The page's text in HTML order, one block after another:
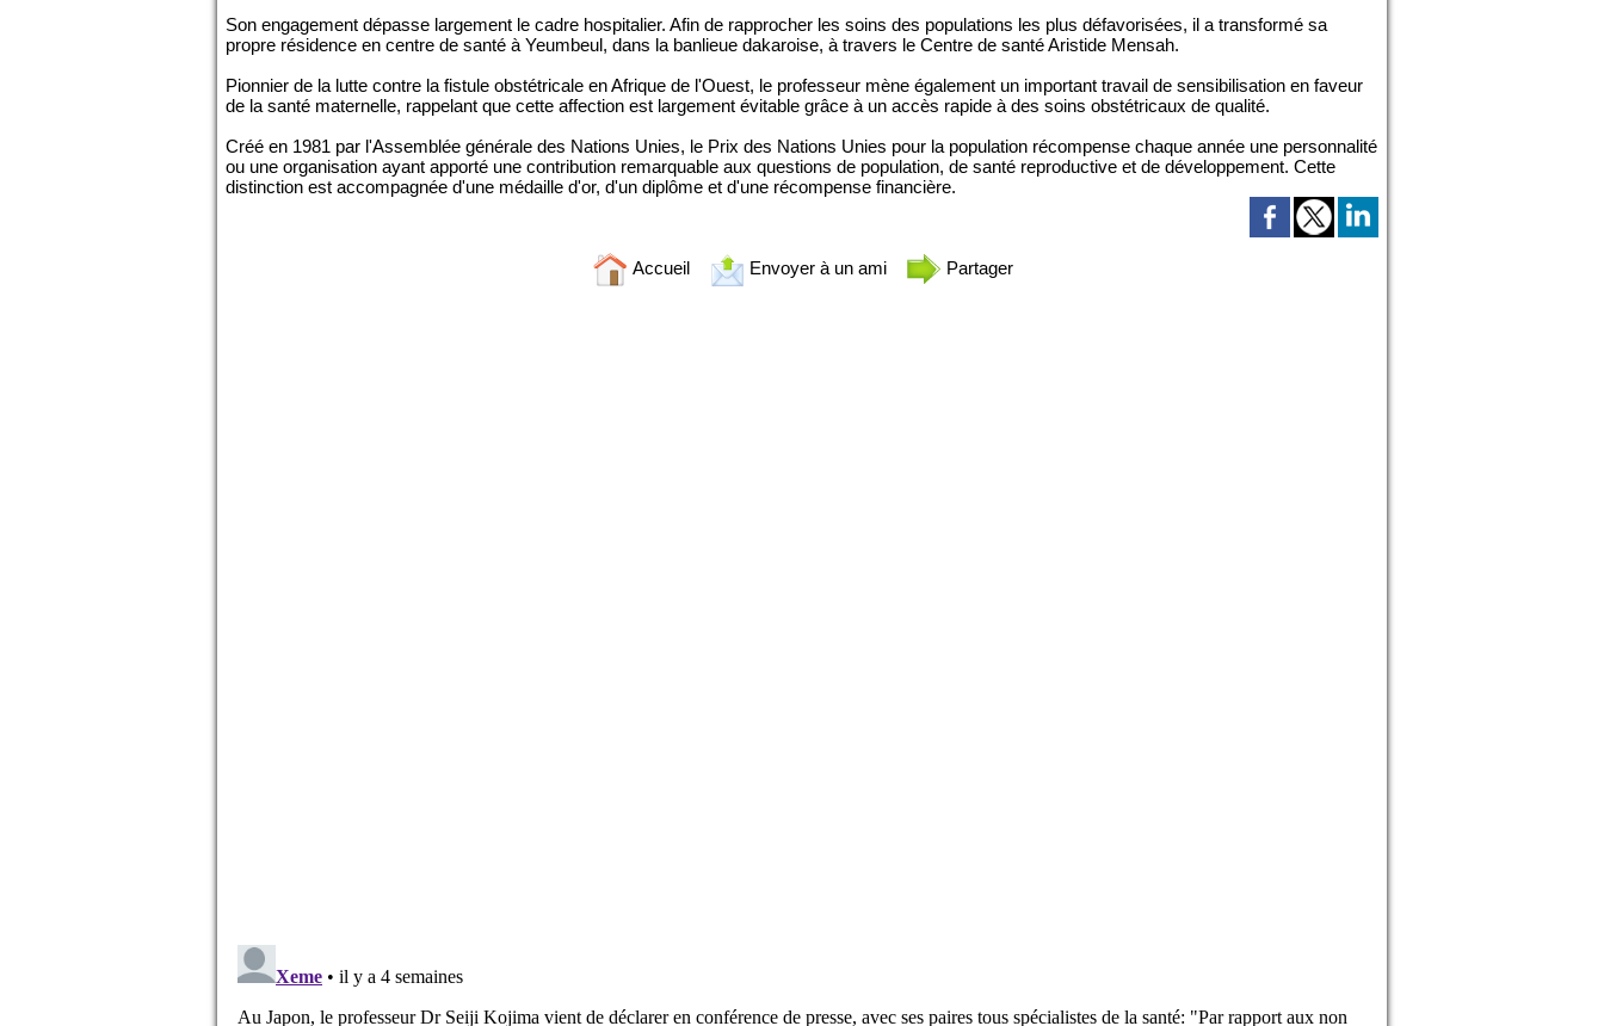
Son engagement dépasse largement le cadre hospitalier. Afin de rapprocher les soins des populations les plus défavorisées, il a transformé sa
propre résidence en centre de santé à Yeumbeul, dans la banlieue dakaroise, à travers le Centre de santé Aristide Mensah.
Pionnier de la lutte contre la fistule obstétricale en Afrique de l'Ouest, le professeur mène également un important travail de sensibilisation en faveur
de la santé maternelle, rappelant que cette affection est largement évitable grâce à un accès rapide à des soins obstétricaux de qualité.
Créé en 1981 par l'Assemblée générale des Nations Unies, le Prix des Nations Unies pour la population récompense chaque année une personnalité
ou une organisation ayant apporté une contribution remarquable aux questions de population, de santé reproductive et de développement. Cette
distinction est accompagnée d'une médaille d'or, d'un diplôme et d'une récompense financière.
Accueil Envoyer à un ami Partager